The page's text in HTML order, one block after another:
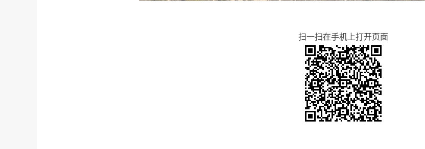
扫一扫在手机上打开页面